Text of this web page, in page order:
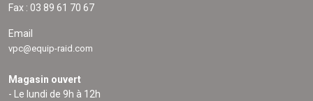
Fax : 03 89 61 70 67
Email
vpc@equip-raid.com
Magasin ouvert
- Le lundi de 9h à 12h